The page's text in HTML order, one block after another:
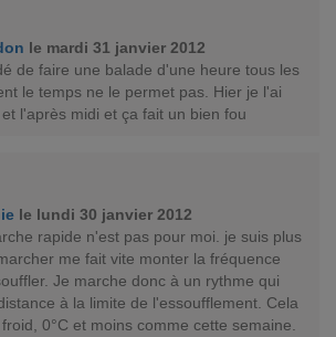
le mardi 31 janvier 2012
de faire une balade d'une heure tous les
le temps ne le permet pas. Hier je l'ai
l'après midi et ça fait un bien fou
le lundi 30 janvier 2012
rapide n'est pas pour moi. je suis plus
me fait vite monter la fréquence
Je marche donc à un rythme qui
à la limite de l'essoufflement. Cela
0°C et moins comme cette semaine.